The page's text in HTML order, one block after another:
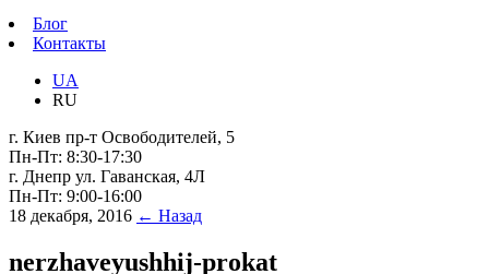
Блог
Контакты
UA
RU
г. Киев пр-т Освободителей, 5
Пн-Пт: 8:30-17:30
г. Днепр ул. Гаванская, 4Л
Пн-Пт: 9:00-16:00
18 декабря, 2016 ← Назад
nerzhaveyushhij-prokat